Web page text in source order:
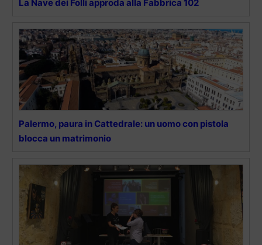
La Nave dei Folli approda alla Fabbrica 102
Palermo, paura in Cattedrale: un uomo con pistola
blocca un matrimonio